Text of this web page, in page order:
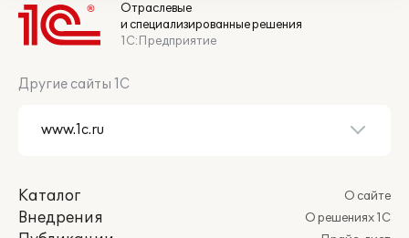
Отраслевые
и специализированные решения
1С:Предприятие
Другие сайты 1С
Каталог
Внедрения
О сайте
О решениях 1С